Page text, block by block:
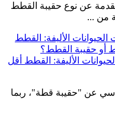
عن نوع حقيبة القطط
من ...
الأليفة: القطط أقل
عن "حقيبة قطة"، ربما